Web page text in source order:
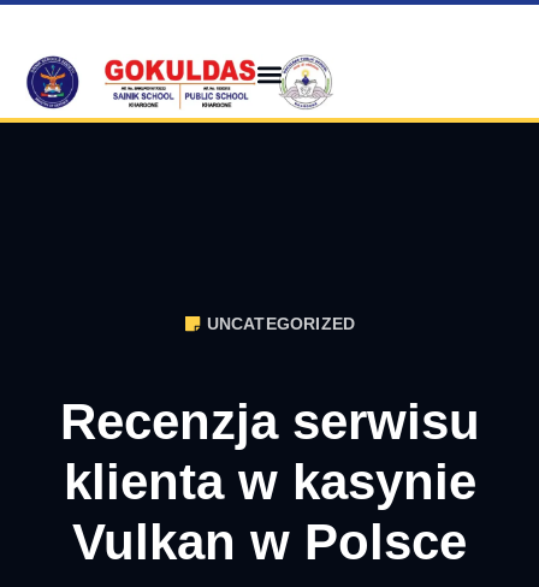
UNCATEGORIZED
Recenzja serwisu
klienta w kasynie
Vulkan w Polsce